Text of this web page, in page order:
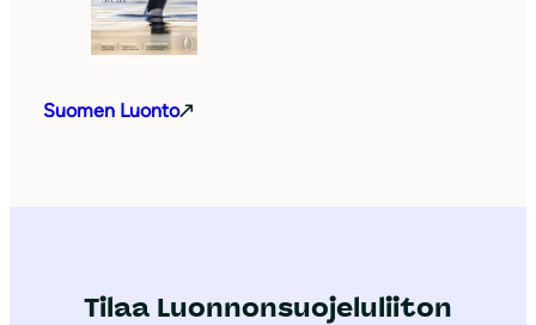
Suomen Luonto
Tilaa Luonnonsuojeluliiton